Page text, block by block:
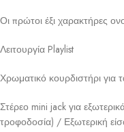
Οι πρώτοι έξι χαρακτήρες
Λειτουργία Playlist
Χρωματικό κουρδιστήρι για
Στέρεο mini jack για
τροφοδοσία) / Εξωτερική